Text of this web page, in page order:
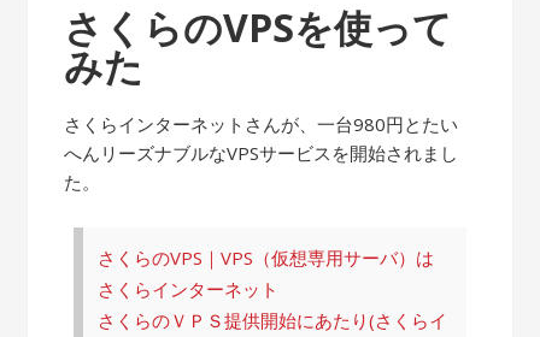
さくらのVPSを使って
みた
さくらインターネットさんが、一台980円とたい
へんリーズナブルなVPSサービスを開始されまし
た。
さくらのVPS｜VPS（仮想専用サーバ）は
さくらインターネット
さくらのＶＰＳ提供開始にあたり(さくらイ